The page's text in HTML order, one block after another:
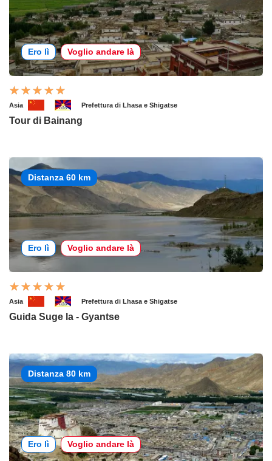
Ero lì Voglio andare là
Asia Prefettura di Lhasa e Shigatse
Tour di Bainang
Distanza 60 km
Ero lì Voglio andare là
Asia Prefettura di Lhasa e Shigatse
Guida Suge la - Gyantse
Distanza 80 km
Ero lì Voglio andare là